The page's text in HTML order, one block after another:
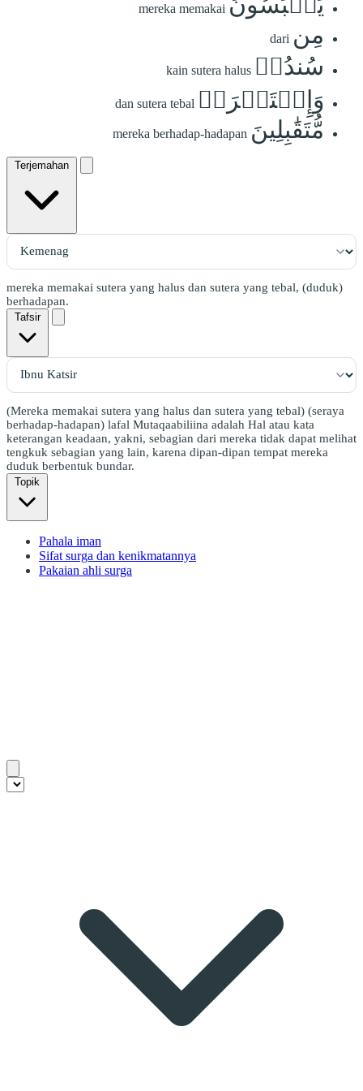
mereka memakai
مِن dari
سُندُسٖ kain sutera halus
وَإِسۡتَبۡرَقٖ dan sutera tebal
مُّتَقَٰبِلِينَ mereka berhadap-hadapan
Terjemahan
mereka memakai sutera yang halus dan sutera yang tebal, (duduk)
berhadapan.
Tafsir
(Mereka memakai sutera yang halus dan sutera yang tebal) (seraya
berhadap-hadapan) lafal Mutaqaabiliina adalah Hal atau kata
keterangan keadaan, yakni, sebagian dari mereka tidak dapat melihat
tengkuk sebagian yang lain, karena dipan-dipan tempat mereka
duduk berbentuk bundar.
Topik
Pahala iman
Sifat surga dan kenikmatannya
Pakaian ahli surga